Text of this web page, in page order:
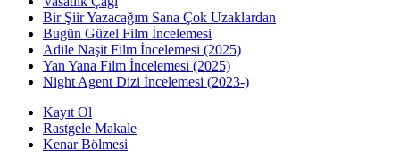
Bir Şiir Yazacağım Sana Çok Uzaklardan
Bugün Güzel Film İncelemesi
Adile Naşit Film İncelemesi (2025)
Yan Yana Film İncelemesi (2025)
Night Agent Dizi İncelemesi (2023-)
Kayıt Ol
Rastgele Makale
Kenar Bölmesi